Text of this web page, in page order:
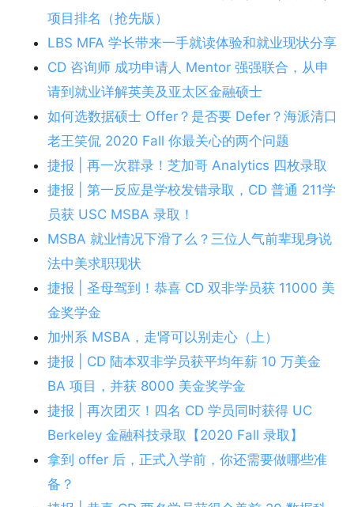
项目排名（抢先版）
LBS MFA 学长带来一手就读体验和就业现状分享
CD 咨询师 成功申请人 Mentor 强强联合，从申
请到就业详解英美及亚太区金融硕士
如何选数据硕士 Offer？是否要 Defer？海派清口
老王笑侃 2020 Fall 你最关心的两个问题
捷报 | 再一次群录！芝加哥 Analytics 四枚录取
捷报 | 第一反应是学校发错录取，CD 普通 211学
员获 USC MSBA 录取！
MSBA 就业情况下滑了么？三位人气前辈现身说
法中美求职现状
捷报 | 圣母驾到！恭喜 CD 双非学员获 11000 美
金奖学金
加州系 MSBA，走肾可以别走心（上）
捷报 | CD 陆本双非学员获平均年薪 10 万美金
BA 项目，并获 8000 美金奖学金
捷报 | 再次团灭！四名 CD 学员同时获得 UC
Berkeley 金融科技录取【2020 Fall 录取】
拿到 offer 后，正式入学前，你还需要做哪些准
备？